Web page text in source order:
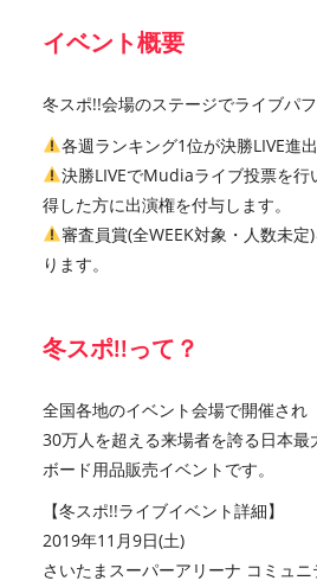
イベント概要
冬スポ!!会場のステージでライブパ
各週ランキング1位が決勝LIVE進出
決勝LIVEでMudiaライブ投票を行
得した方に出演権を付与します。
審査員賞(全WEEK対象・人数未
ります。
冬スポ!!って？
全国各地のイベント会場で開催され
30万人を超える来場者を誇る日本最
ボード用品販売イベントです。
【冬スポ!!ライブイベント詳細】
2019年11月9日(土)
さいたまスーパーアリーナ コミュ